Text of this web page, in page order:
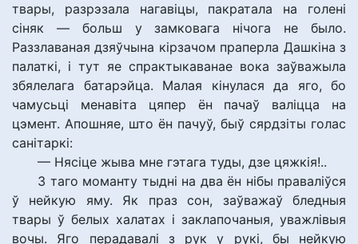
твары, разрэзала нагавіцы, пакратала на голені
сіняк — больш у замковага нічога не было.
Раззлаваная дзяўчына кірзачом праперла Дашкіна з
палаткі, і тут яе спрактыкаванае вока заўважыла
збялелага батарэйца. Малая кінулася да яго, бо
чамусьці менавіта цяпер ён пачаў валіцца на
цэмент. Апошняе, што ён пачуў, быў сярдзіты голас
санітаркі:
— Нясіце жыва мне гэтага туды, дзе цяжкія!..
З таго моманту тыдні на два ён нібы праваліўся
ў нейкую яму. Як праз сон, заўважаў бледныя
твары ў белых халатах і заклапочаныя, уважлівыя
вочы. Яго перадавалі з рук у рукі, бы нейкую